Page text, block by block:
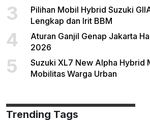
3
Pilihan Mobil Hybrid Suzuki
Lengkap dan Irit BBM
4
Aturan Ganjil Genap Jakarta
2026
5
Suzuki XL7 New Alpha Hybrid
Mobilitas Warga Urban
Trending Tags